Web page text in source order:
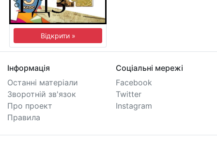
Відкрити »
Інформація
Останні матеріали
Зворотній зв'язок
Про проект
Правила
Соціальні мережі
Facebook
Twitter
Instagram